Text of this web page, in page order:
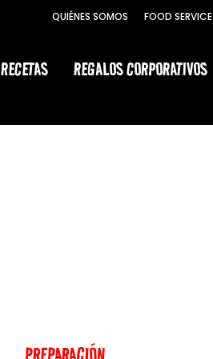
QUIÉNES SOMOS FOOD SERVICE
RECETAS REGALOS CORPORATIVOS